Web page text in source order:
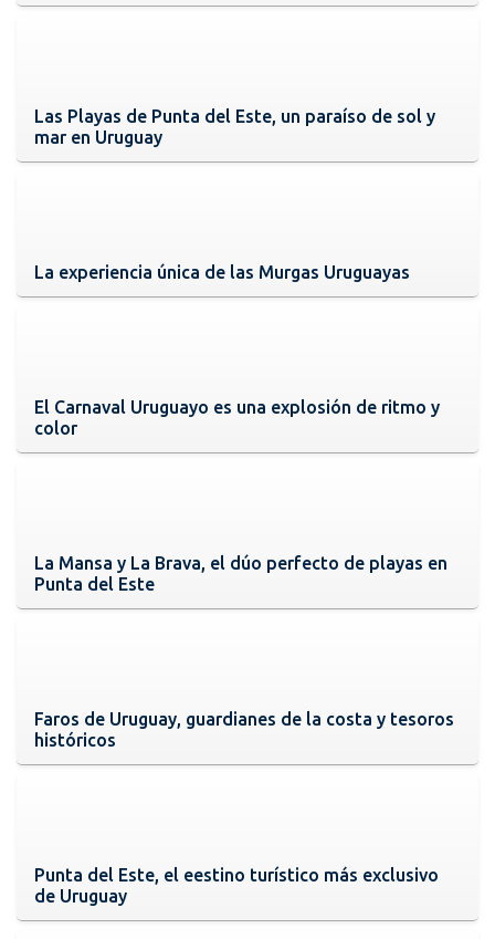
Las Playas de Punta del Este, un paraíso de sol y
mar en Uruguay
La experiencia única de las Murgas Uruguayas
El Carnaval Uruguayo es una explosión de ritmo y
color
La Mansa y La Brava, el dúo perfecto de playas en
Punta del Este
Faros de Uruguay, guardianes de la costa y tesoros
históricos
Punta del Este, el eestino turístico más exclusivo
de Uruguay